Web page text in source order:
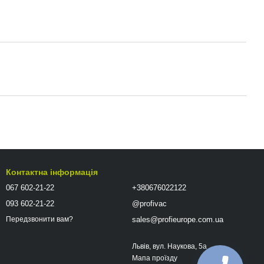
Контактна інформація
067 602-21-22
093 602-21-22
Передзвонити вам?
+380676022122
@profivac
sales@profieurope.com.ua
Львів, вул. Наукова, 5а
Мапа проїзду